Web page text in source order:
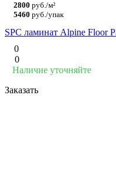
2800 руб./м²
5460 руб./упак
SPC ламинат Alpine Floor
0
0
Наличие уточняйте
Заказать